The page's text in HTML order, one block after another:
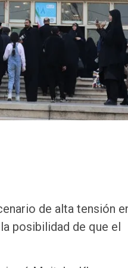
de alta tensión
posibilidad de que el